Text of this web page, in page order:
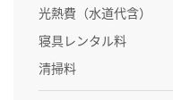
光熱費（水道代含）
寝具レンタル料
清掃料